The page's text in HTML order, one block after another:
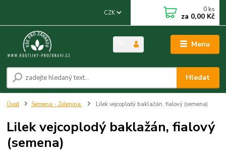
Menu
CZK
Hledat
0 ks
za 0,00 Kč
Úvod Semena - Zelenina Lilek vejcoplodý baklažán, fialový (semena)
Lilek vejcoplodý baklažán, fialový
(semena)